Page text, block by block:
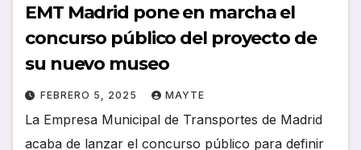
EMT Madrid pone en marcha el
concurso público del proyecto de
su nuevo museo
FEBRERO 5, 2025 MAYTE
La Empresa Municipal de Transportes de Madrid
acaba de lanzar el concurso público para definir